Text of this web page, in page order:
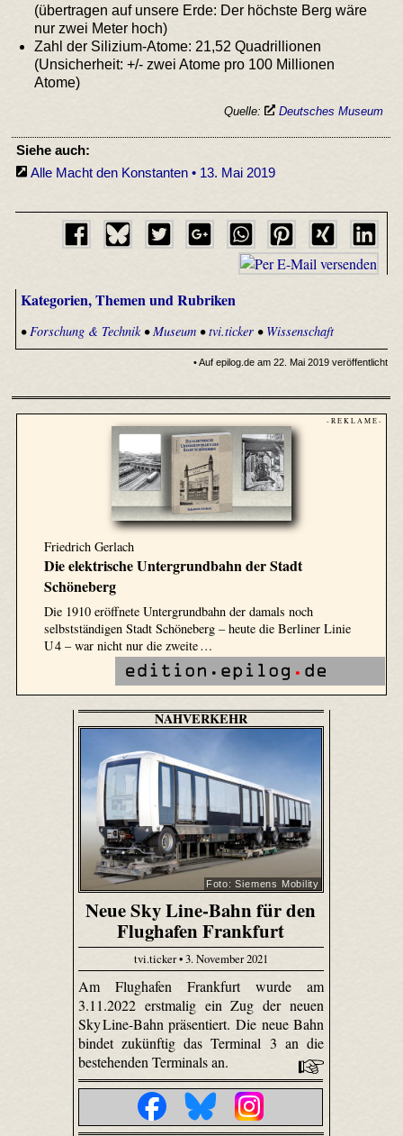
(übertragen auf unsere Erde: Der höchste Berg wäre
nur zwei Meter hoch)
Zahl der Silizium-Atome: 21,52 Quadrillionen
(Unsicherheit: +/- zwei Atome pro 100 Millionen
Atome)
Quelle: Deutsches Museum
Siehe auch:
Alle Macht den Konstanten • 13. Mai 2019
Kategorien, Themen und Rubriken
•Forschung & Technik•Museum•tvi.ticker• Wissenschaft
• Auf epilog.de am 22. Mai 2019 veröffentlicht
- R E K L A M E -
Friedrich Gerlach
Die elektrische Untergrundbahn der Stadt
Schöneberg
Die 1910 eröffnete Untergrundbahn der damals noch
selbstständigen Stadt Schöneberg – heute die Berliner Linie
U 4 – war nicht nur die zweite …
NAHVERKEHR
Foto: Siemens Mobility
Neue Sky Line-Bahn für den
Flughafen Frankfurt
tvi.ticker • 3. November 2021
Am Flughafen Frankfurt wurde am
3.11.2022 erstmalig ein Zug der neuen
Sky Line-Bahn präsentiert. Die neue Bahn
bindet zukünftig das Terminal 3 an die
bestehenden Terminals an.